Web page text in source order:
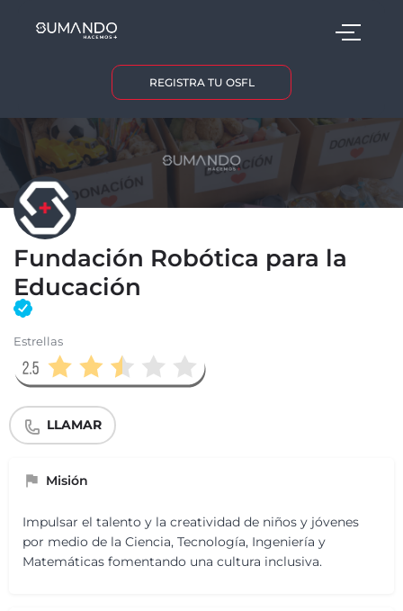
REGISTRA TU OSFL
Fundación Robótica para la
Educación
Estrellas
LLAMAR
Misión
Impulsar el talento y la creatividad de niños y jóvenes
por medio de la Ciencia, Tecnología, Ingeniería y
Matemáticas fomentando una cultura inclusiva.